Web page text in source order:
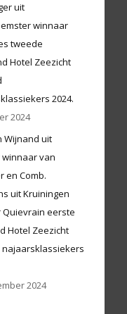
uit
winnaar
tweede
Hotel Zeezicht
2024.
2024
Wijnand uit
winnaar van
en Comb.
uit Kruiningen
eerste
Hotel Zeezicht
najaarsklassiekers
2024